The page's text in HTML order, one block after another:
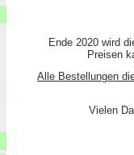
Ende 2020 wird
Preisen
Alle Bestellungen
Vielen